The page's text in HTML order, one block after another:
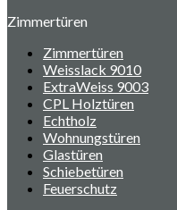
Zimmertüren
Zimmertüren
Weisslack 9010
ExtraWeiss 9003
CPL Holztüren
Echtholz
Wohnungstüren
Glastüren
Schiebetüren
Feuerschutz